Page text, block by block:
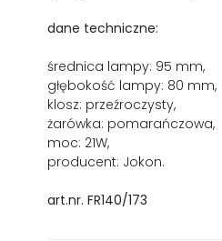
dane techniczne:
średnica lampy: 95 mm,
głębokość lampy: 80 mm,
klosz: przeźroczysty,
żarówka: pomarańczowa,
moc: 21W,
producent: Jokon.
art.nr. FR140/173